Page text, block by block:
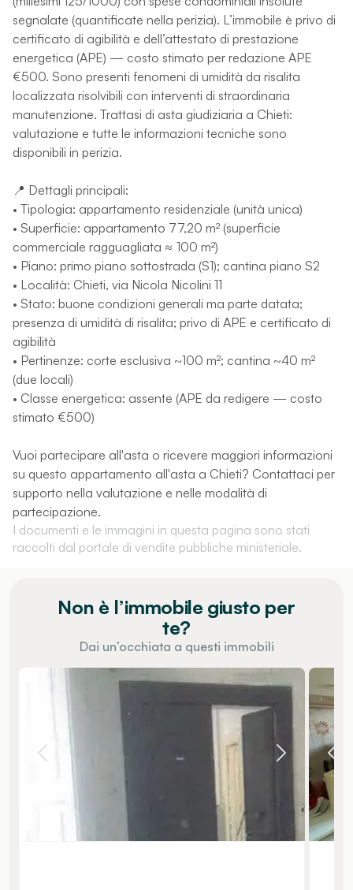
segnalate (quantificate nella perizia). L’immobile è privo di
certificato di agibilità e dell’attestato di prestazione
energetica (APE) — costo stimato per redazione APE
€500. Sono presenti fenomeni di umidità da risalita
localizzata risolvibili con interventi di straordinaria
manutenzione. Trattasi di asta giudiziaria a Chieti:
valutazione e tutte le informazioni tecniche sono
disponibili in perizia.
📍 Dettagli principali:
• Tipologia: appartamento residenziale (unità unica)
• Superficie: appartamento 77,20 m² (superficie
commerciale ragguagliata ≈ 100 m²)
• Piano: primo piano sottostrada (S1); cantina piano S2
• Località: Chieti, via Nicola Nicolini 11
• Stato: buone condizioni generali ma parte datata;
presenza di umidità di risalita; privo di APE e certificato di
agibilità
• Pertinenze: corte esclusiva ~100 m²; cantina ~40 m²
(due locali)
• Classe energetica: assente (APE da redigere — costo
stimato €500)
Vuoi partecipare all'asta o ricevere maggiori informazioni
su questo appartamento all'asta a Chieti? Contattaci per
supporto nella valutazione e nelle modalità di
partecipazione.
I documenti e le immagini in questa pagina sono stati
raccolti dal portale di vendite pubbliche ministeriale.
Non è l’immobile giusto per
te?
Dai un’occhiata a questi immobili